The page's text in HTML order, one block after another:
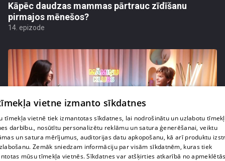
Kāpēc daudzas mammas pārtrauc zīdīšanu
pirmajos mēnešos?
14. epizode
pirms 2 mēnešiem, 4 nedēļām 00:07:20
vietne izmanto sīkdatnes
tīmekļa vietnē tiek izmantotas sīkdatnes, lai nodrošinātu un uzlabotu
darbību., nosūtītu personalizētu reklāmu un satura ģenerēšanai, veiktu
un satura mērījumus, auditorijas datu apkopošanu, kā arī produktu
Zemāk sniedzam informāciju par visām sīkdatnēm, kuras tiek
mūsu tīmekļa vietnēs. Sīkdatnes var atšķirties atkarībā no